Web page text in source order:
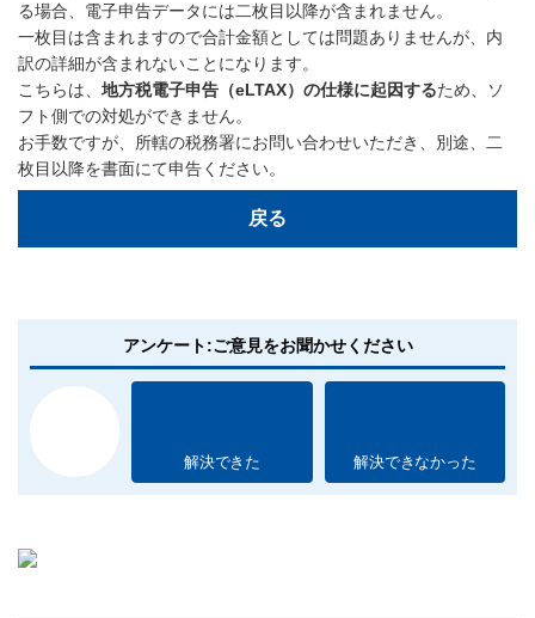
る場合、電子申告データには二枚目以降が含まれません。
一枚目は含まれますので合計金額としては問題ありませんが、内
訳の詳細が含まれないことになります。
こちらは、 地方税電子申告（eLTAX）の仕様に起因するため、ソ
フト側での対処ができません。
お手数ですが、所轄の税務署にお問い合わせいただき、別途、二
枚目以降を書面にて申告ください。
戻る
アンケート:ご意見をお聞かせください
解決できた 解決できなかった